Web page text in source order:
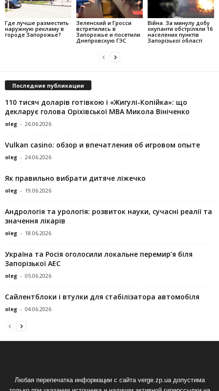
Где лучше разместить
наружную рекламу в
городе Запорожье?
Зеленский и Гросси
встретились в
Запорожье и посетили
Днепровскую ГЭС
Війна. За минулу добу
окупанти обстріляли 16
населених пунктів
Запорізької області
Последние публикации
110 тисяч доларів готівкою і «Жигулі-Копійка»: що
декларує голова Оріхівської МВА Микола Вініченко
oleg - 26.06.2026
Vulkan casino: обзор и впечатления об игровом опыте
oleg - 24.06.2026
Як правильно вибрати дитяче ліжечко
oleg - 19.06.2026
Андрологія та урологія: розвиток науки, сучасні реалії та
значення лікарів
oleg - 18.06.2026
Україна та Росія оголосили локальне перемир’я біля
Запорізької АЕС
oleg - 05.06.2026
Сайлентблоки і втулки для стабілізатора автомобіля
oleg - 04.06.2026
Любая перепечатка информации с сайта verge.zp.ua допустима